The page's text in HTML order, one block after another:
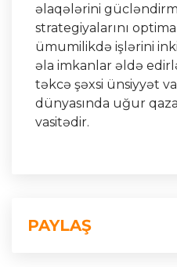
əlaqələrini
strategiyalarını
ümumilikdə işlərini
əla imkanlar əldə
təkcə şəxsi ünsiyyət
dünyasında uğur
vasitədir.
PAYLAŞ